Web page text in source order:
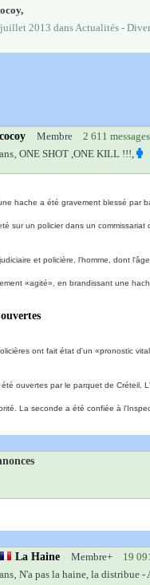
,
2013 dansActualités -
cocoy Membre
2 611 messages
ONE SHOT ,ONE KILL !!!,
hache a été gravement blessé par
sur un policier dans un
et policière, l'homme, dont
«agité», en brandissant une
ont fait état d'un «pronostic
ouvertes par le parquet de Créteil.
La seconde a été confiée à
La Haine Membre+
19
N'a pas la haine, la distribue -